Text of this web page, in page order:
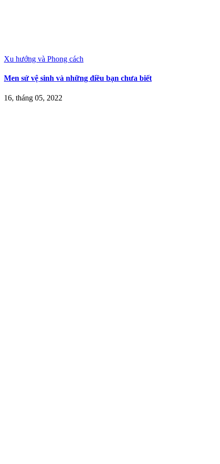
Xu hướng và Phong cách
Men sứ vệ sinh và những điều bạn chưa biết
16, tháng 05, 2022